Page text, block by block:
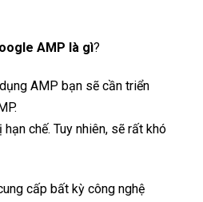
AMP là gì?
AMP bạn sẽ cần triển
chế. Tuy nhiên, sẽ rất khó
cấp bất kỳ công nghệ